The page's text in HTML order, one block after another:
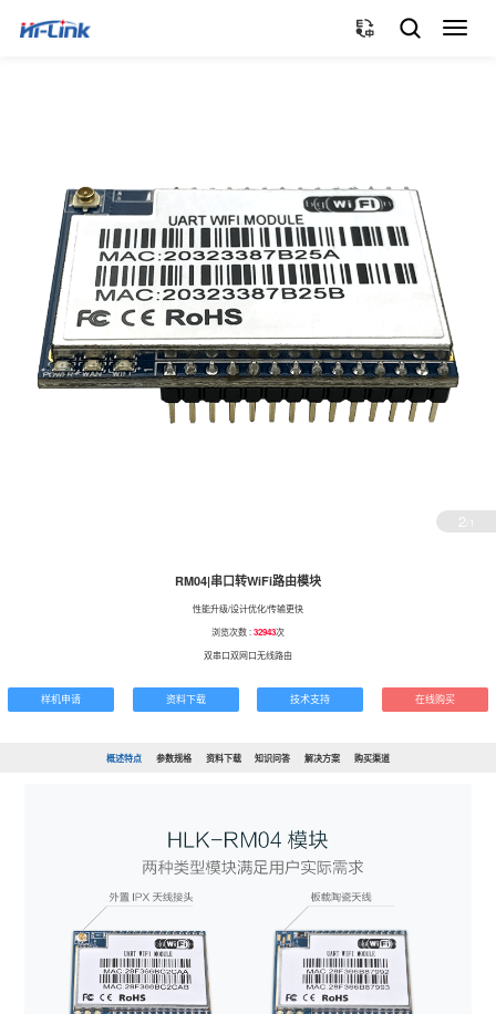
切
2 /1
RM04|串口转WiFi路由模块
性能升级/设计优化/传输更快
浏览次数 :32943次
双串口双网口无线路由
样机申请 资料下载 技术支持 在线购买
概述特点 参数规格 资料下载 知识问答 解决方案 购买渠道